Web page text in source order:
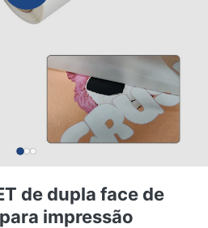
de dupla face de
impressão